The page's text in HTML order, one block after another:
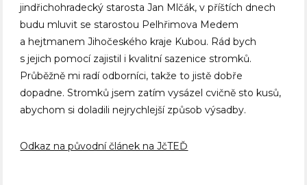
jindřichohradecký starosta Jan Mlčák, v příštích dnech
budu mluvit se starostou Pelhřimova Medem
a hejtmanem Jihočeského kraje Kubou. Rád bych
s jejich pomocí zajistil i kvalitní sazenice stromků.
Průběžně mi radí odborníci, takže to jistě dobře
dopadne. Stromků jsem zatím vysázel cvičně sto kusů,
abychom si doladili nejrychlejší způsob výsadby.
Odkaz na původní článek na JčTEĎ